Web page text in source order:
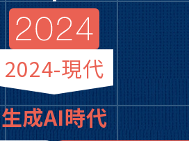
2024-現代
生成AI時代